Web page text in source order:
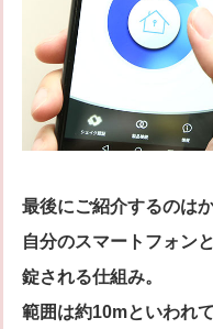
最後にご紹介するのは
自分のスマートフォン
錠される仕組み。
範囲は約10mといわれ